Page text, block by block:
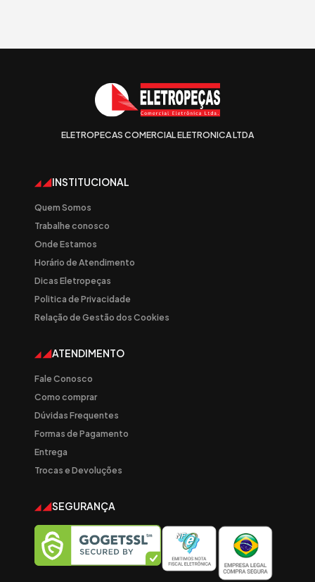
ELETROPECAS COMERCIAL ELETRONICA LTDA
INSTITUCIONAL
Quem Somos
Trabalhe conosco
Onde Estamos
Horário de Atendimento
Dicas Eletropeças
Politica de Privacidade
Relação de Gestão dos Cookies
ATENDIMENTO
Fale Conosco
Como comprar
Dúvidas Frequentes
Formas de Pagamento
Entrega
Trocas e Devoluções
SEGURANÇA